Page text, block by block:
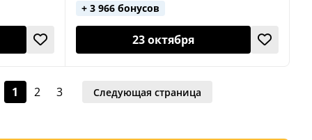
+ 3 966 бонусов
23 октября
1 2 3 Следующая страница